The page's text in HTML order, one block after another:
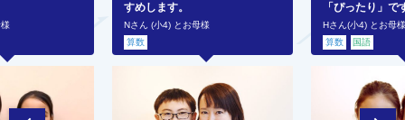
すめします。
Nさん (小4) とお母様
算数
「ぴったり」で
Hさん(小4) とお母
算数
国語